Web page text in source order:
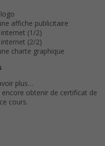
affiche publicitaire
(1/2)
(2/2)
charte graphique
plus…
obtenir de certificat de
cours.